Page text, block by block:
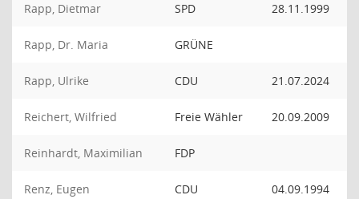
Rapp, Dietmar SPD 28.11.1999
Rapp, Dr. Maria GRÜNE
Rapp, Ulrike CDU 21.07.2024
Reichert, Wilfried Freie Wähler 20.09.2009
Reinhardt, Maximilian FDP
Renz, Eugen CDU 04.09.1994